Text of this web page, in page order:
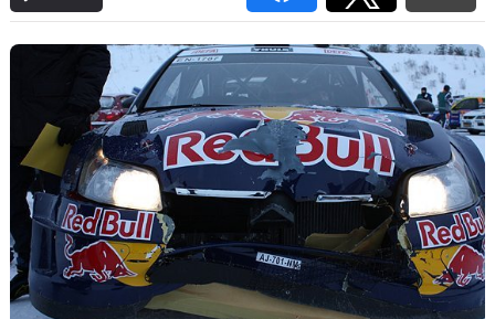
Utilitaires
Services
Forum
Moto